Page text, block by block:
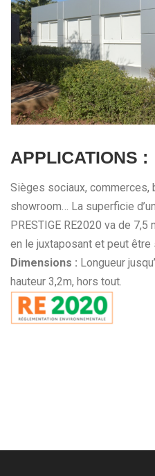
APPLICATIONS :
Sièges sociaux, commerces,
showroom… La superficie
PRESTIGE RE2020 va de 7,5
en le juxtaposant et peut être
Dimensions : Longueur
hauteur 3,2m, hors tout.